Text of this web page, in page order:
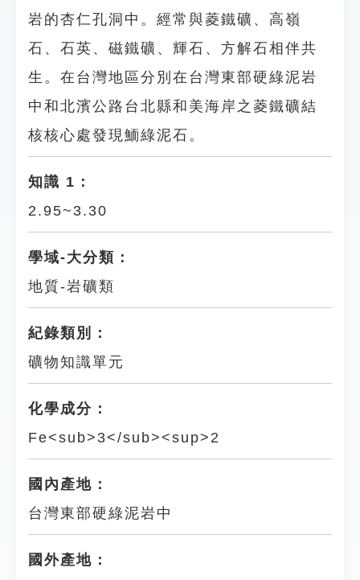
岩的杏仁孔洞中。經常與菱鐵礦、高嶺
石、石英、磁鐵礦、輝石、方解石相伴共
生。在台灣地區分別在台灣東部硬綠泥岩
中和北濱公路台北縣和美海岸之菱鐵礦結
核核心處發現鮞綠泥石。
知識 1：
2.95~3.30
學域-大分類：
地質-岩礦類
紀錄類別：
礦物知識單元
化學成分：
Fe<sub>3</sub><sup>2
國內產地：
台灣東部硬綠泥岩中
國外產地：